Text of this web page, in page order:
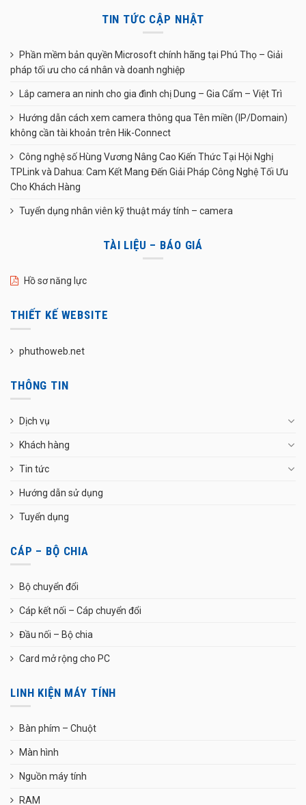
TIN TỨC CẬP NHẬT
Phần mềm bản quyền Microsoft chính hãng tại Phú Thọ – Giải
pháp tối ưu cho cá nhân và doanh nghiệp
Lắp camera an ninh cho gia đình chị Dung – Gia Cẩm – Việt Trì
Hướng dẫn cách xem camera thông qua Tên miền (IP/Domain)
không cần tài khoản trên Hik-Connect
Công nghệ số Hùng Vương Nâng Cao Kiến Thức Tại Hội Nghị
TPLink và Dahua: Cam Kết Mang Đến Giải Pháp Công Nghệ Tối Ưu
Cho Khách Hàng
Tuyển dụng nhân viên kỹ thuật máy tính – camera
TÀI LIỆU – BÁO GIÁ
Hồ sơ năng lực
THIẾT KẾ WEBSITE
phuthoweb.net
THÔNG TIN
Dịch vụ
Khách hàng
Tin tức
Hướng dẫn sử dụng
Tuyển dụng
CÁP – BỘ CHIA
Bộ chuyển đổi
Cáp kết nối – Cáp chuyển đổi
Đầu nối – Bộ chia
Card mở rộng cho PC
LINH KIỆN MÁY TÍNH
Bàn phím – Chuột
Màn hình
Nguồn máy tính
RAM